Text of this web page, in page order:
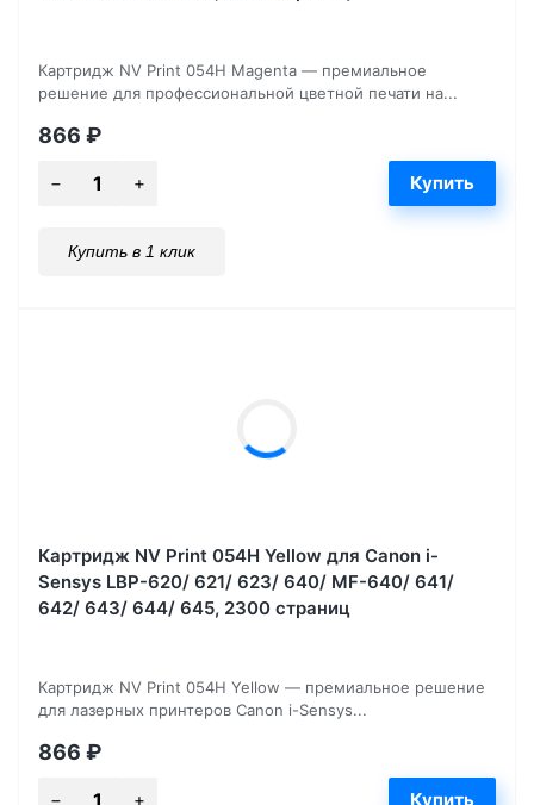
Картридж NV Print 054H Magenta — премиальное
решение для профессиональной цветной печати на...
866 ₽
Купить в 1 клик
Картридж NV Print 054H Yellow для Canon i-
Sensys LBP-620/ 621/ 623/ 640/ MF-640/ 641/
642/ 643/ 644/ 645, 2300 страниц
Картридж NV Print 054H Yellow — премиальное решение
для лазерных принтеров Canon i-Sensys...
866 ₽